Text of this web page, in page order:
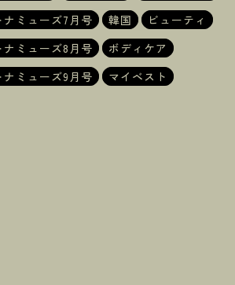
ナミューズ7月号
韓国
ビューティ
ナミューズ8月号
ボディケア
ナミューズ9月号
マイベスト